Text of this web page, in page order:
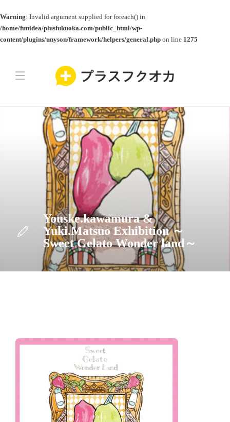
Warning: Invalid argument supplied for foreach() in
/home/funidea/plusfukuoka.com/public_html/wp-
content/plugins/unyson/framework/helpers/general.php on line 1275
Youske.kawamura &
Yuki.Matsuo Exhibition ～
Sweet Gelato Wonder land～